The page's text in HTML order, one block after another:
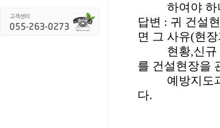
하여야 하
답변 : 귀 건설
면 그 사유(현
현황,신규 출
를 건설현장을
예방지도과
다.